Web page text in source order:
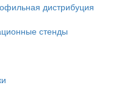
дистрибуция
стенды